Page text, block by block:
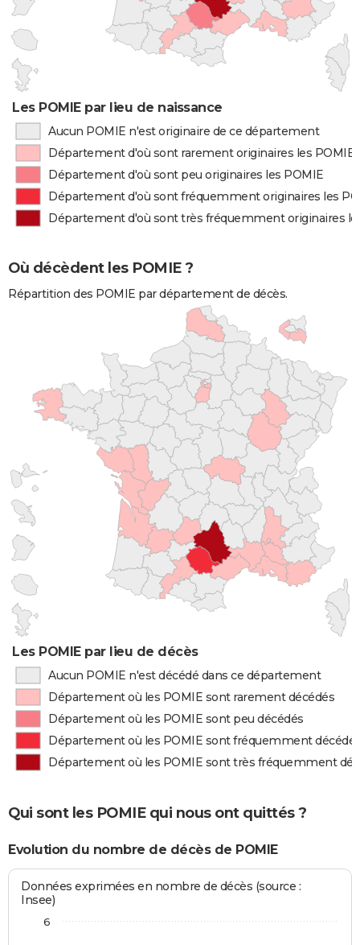
Les POMIE par lieu de naissance
Aucun POMIE n'est originaire de ce département
Département d'où sont rarement originaires les POMIE
Département d'où sont peu originaires les POMIE
Département d'où sont fréquemment originaires les
Département d'où sont très fréquemment originaires
Où décèdent les POMIE ?
Répartition des POMIE par département de décès.
Les POMIE par lieu de décès
Aucun POMIE n'est décédé dans ce département
Département où les POMIE sont rarement décédés
Département où les POMIE sont peu décédés
Département où les POMIE sont fréquemment
Département où les POMIE sont très fréquemment
Qui sont les POMIE qui nous ont quittés ?
Evolution du nombre de décès de POMIE
Données exprimées en nombre de décès (source :
Insee)
6